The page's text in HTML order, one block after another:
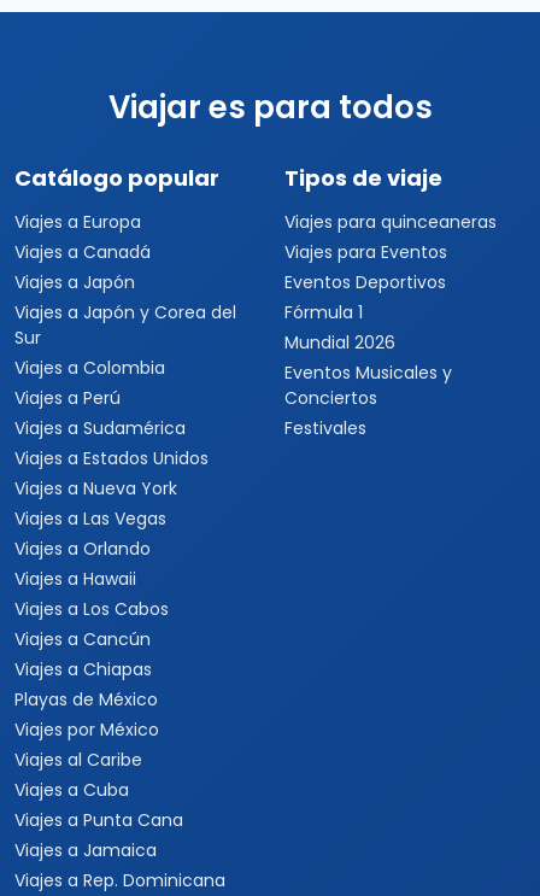
Viajar es para todos
Catálogo popular
Viajes a Europa
Viajes a Canadá
Viajes a Japón
Viajes a Japón y Corea del
Sur
Viajes a Colombia
Viajes a Perú
Viajes a Sudamérica
Viajes a Estados Unidos
Viajes a Nueva York
Viajes a Las Vegas
Viajes a Orlando
Viajes a Hawaii
Viajes a Los Cabos
Viajes a Cancún
Viajes a Chiapas
Playas de México
Viajes por México
Viajes al Caribe
Viajes a Cuba
Viajes a Punta Cana
Viajes a Jamaica
Viajes a Rep. Dominicana
Tipos de viaje
Viajes para quinceaneras
Viajes para Eventos
Eventos Deportivos
Fórmula 1
Mundial 2026
Eventos Musicales y
Conciertos
Festivales